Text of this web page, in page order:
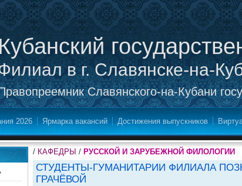
Кубанский
в г. Славянске-на-
Славянского-на-Кубани
2026 Ярмарка вакансий Достижения выпускников
/ КАФЕДРЫ / РУССКОЙ И ЗАРУБЕЖНОЙ ФИЛОЛОГИИ
СТУДЕНТЫ-ГУМАНИТАРИИ ФИЛИАЛА
ГРАЧЁВОЙ